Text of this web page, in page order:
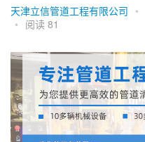
天津立信管道工程有限公司 •
• 阅读 81